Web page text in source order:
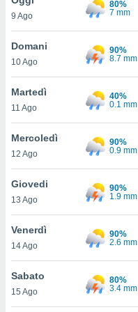
è
al sito
di
ci
di
il
un
la
nella
9 Ago
80%
7 mm
Domani
10 Ago
90%
8.7 mm
Martedì
11 Ago
40%
0.1 mm
Mercoledì
12 Ago
90%
0.9 mm
Giovedi
13 Ago
90%
1.9 mm
Venerdì
14 Ago
90%
2.6 mm
Sabato
15 Ago
80%
3.4 mm